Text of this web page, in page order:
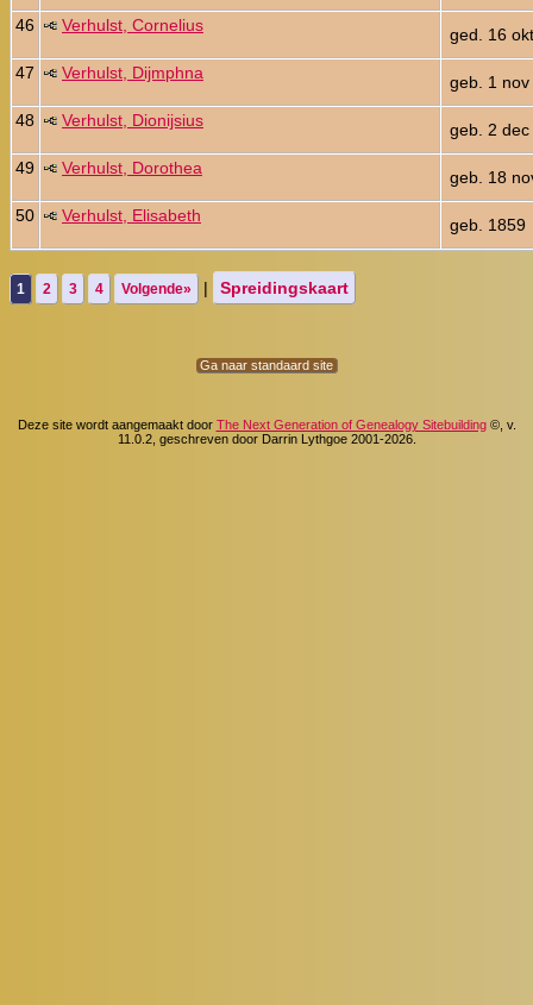
46
Verhulst, Cornelius
ged. 16
47
Verhulst, Dijmphna
geb. 1
48
Verhulst, Dionijsius
geb. 2
49
Verhulst, Dorothea
geb. 18
50
Verhulst, Elisabeth geb. 1859
1 2 3 4 Volgende» | Spreidingskaart
Ga naar standaard site
Deze site wordt aangemaakt door The Next Generation of Genealogy Sitebuilding©, v.
11.0.2, geschreven door Darrin Lythgoe 2001-2026.